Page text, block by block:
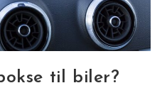
til biler?